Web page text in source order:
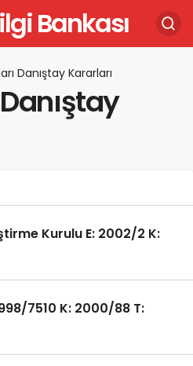
Bankası
Danıştay Kararları
Kurulu E: 2002/2 K:
7510 K: 2000/88 T: